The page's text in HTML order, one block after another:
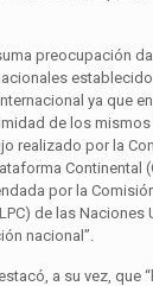
preocupación
ya que
de los
realizado por la
Continental
por la
de las Naciones
nacional”.
a su vez, que